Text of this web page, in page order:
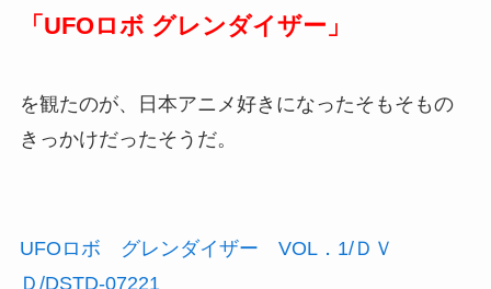
「 UFOロボ グレンダイザー 」
を観たのが、日本アニメ好きになったそもそもの
きっかけだったそうだ。